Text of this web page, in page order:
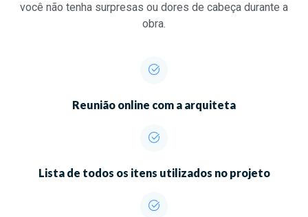
você não tenha surpresas ou dores de cabeça durante a
obra.
Reunião online com a arquiteta
Lista de todos os itens utilizados no projeto